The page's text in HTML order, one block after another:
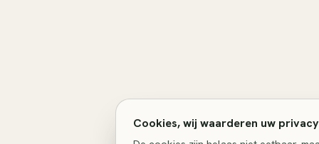
Cookies, wij waarderen uw